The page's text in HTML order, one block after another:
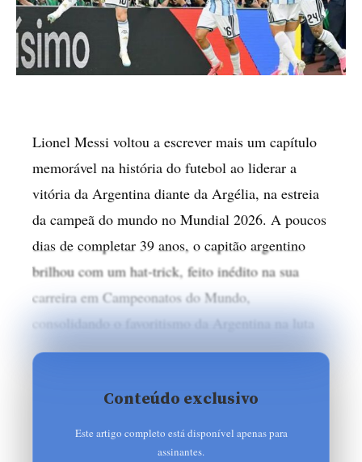
Lionel Messi voltou a escrever mais um capítulo
memorável na história do futebol ao liderar a
vitória da Argentina diante da Argélia, na estreia
da campeã do mundo no Mundial 2026. A poucos
dias de completar 39 anos, o capitão argentino
brilhou com um hat-trick, feito inédito na sua
carreira em Campeonatos do Mundo,
consolidando o favoritismo da Argentina na luta
Conteúdo exclusivo
Este artigo completo está disponível apenas para
assinantes.